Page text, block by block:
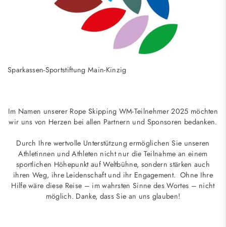
Sparkassen-Sportstiftung Main-Kinzig
Im Namen unserer Rope Skipping WM-Teilnehmer 2025 möchten
wir uns von Herzen bei allen Partnern und Sponsoren bedanken.
Durch Ihre wertvolle Unterstützung ermöglichen Sie unseren
Athletinnen und Athleten nicht nur die Teilnahme an einem
sportlichen Höhepunkt auf Weltbühne, sondern stärken auch
ihren Weg, ihre Leidenschaft und ihr Engagement. Ohne Ihre
Hilfe wäre diese Reise – im wahrsten Sinne des Wortes – nicht
möglich. Danke, dass Sie an uns glauben!